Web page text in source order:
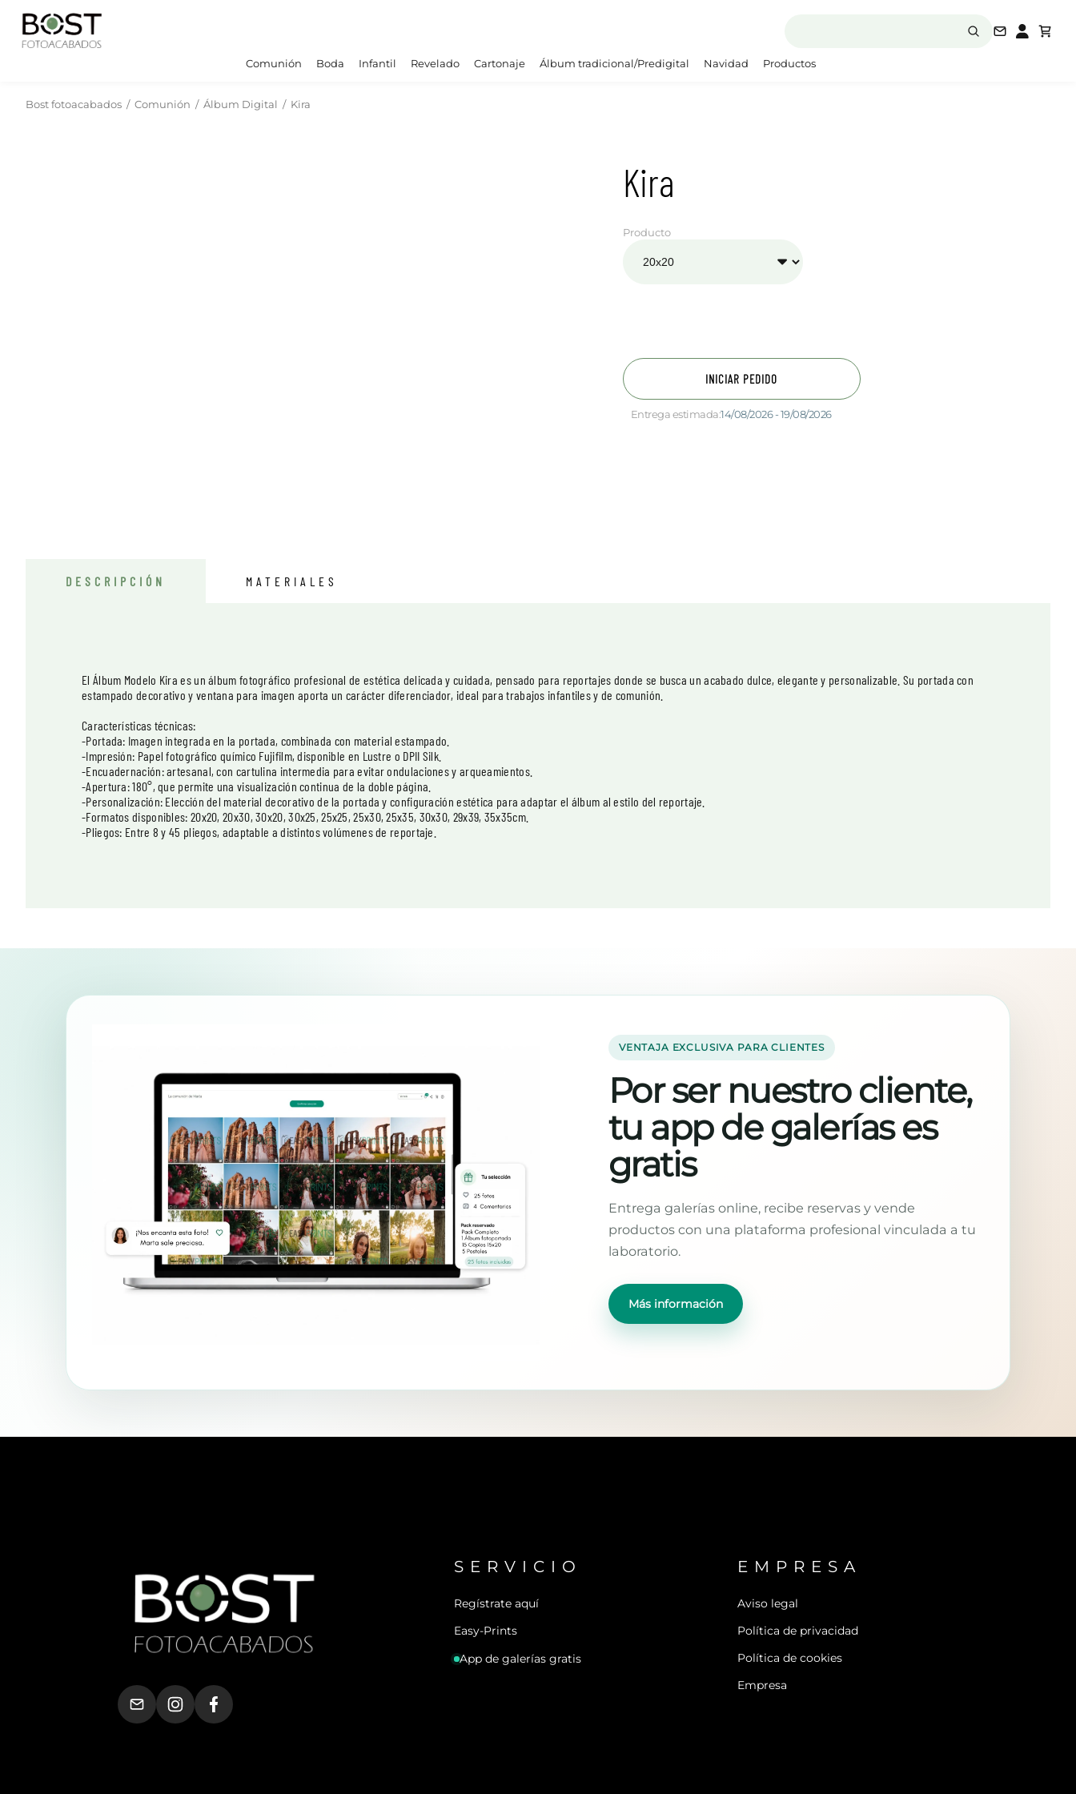
Comunión Boda Infantil Revelado Cartonaje Álbum tradicional/Predigital Navidad Productos
Bost fotoacabados / Comunión / Álbum Digital / Kira
Kira
Producto
INICIAR PEDIDO
Entrega estimada:14/08/2026 - 19/08/2026
DESCRIPCIÓN MATERIALES
El Álbum Modelo Kira es un álbum fotográfico profesional de estética delicada y cuidada, pensado para reportajes donde se busca un acabado dulce, elegante y personalizable. Su portada con
estampado decorativo y ventana para imagen aporta un carácter diferenciador, ideal para trabajos infantiles y de comunión.
Características técnicas:
-Portada: Imagen integrada en la portada, combinada con material estampado.
-Impresión: Papel fotográfico químico Fujifilm, disponible en Lustre o DPII Silk.
-Encuadernación: artesanal, con cartulina intermedia para evitar ondulaciones y arqueamientos.
-Apertura: 180°, que permite una visualización continua de la doble página.
-Personalización: Elección del material decorativo de la portada y configuración estética para adaptar el álbum al estilo del reportaje.
-Formatos disponibles: 20x20, 20x30, 30x20, 30x25, 25x25, 25x30, 25x35, 30x30, 29x39, 35x35cm.
-Pliegos: Entre 8 y 45 pliegos, adaptable a distintos volúmenes de reportaje.
VENTAJA EXCLUSIVA PARA CLIENTES
Por ser nuestro cliente,
tu app de galerías es
gratis
Entrega galerías online, recibe reservas y vende
productos con una plataforma profesional vinculada a tu
laboratorio.
Más información
SERVICIO
Regístrate aquí
Easy-Prints
App de galerías gratis
EMPRESA
Aviso legal
Política de privacidad
Política de cookies
Empresa